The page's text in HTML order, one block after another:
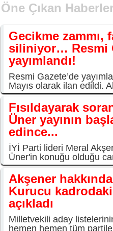
Öne Çıkan
Gecikme zammı,
siliniyor… Resmi
yayımlandı!
Resmi Gazete’de
Mayıs olarak ilan edildi.
Fısıldayarak
Üner yayının
edince...
İYİ Parti lideri Meral
Üner'in konuğu olduğu
Akşener
Kurucu
açıkladı
Milletvekili aday
hemen hemen tüm